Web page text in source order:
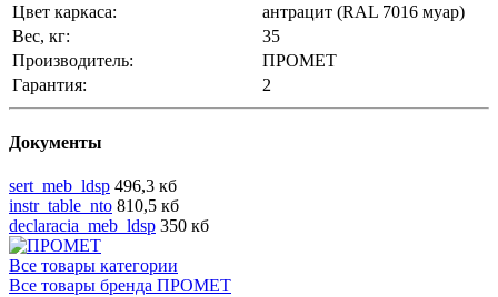
Цвет каркаса:
антрацит (RAL 7016 муар)
Вес, кг:
35
Производитель:
ПРОМЕТ
Гарантия:
2
Документы
sert_meb_ldsp 496,3 кб
instr_table_nto 810,5 кб
declaracia_meb_ldsp 350 кб
Все товары категории
Все товары бренда ПРОМЕТ